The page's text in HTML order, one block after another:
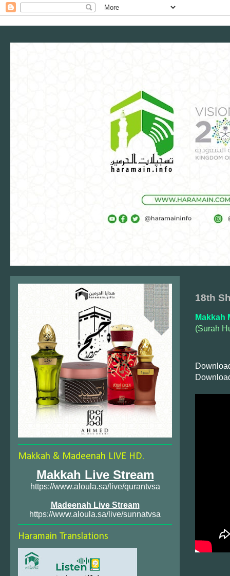
18th
Makkah
(Surah
Makkah & Madeenah LIVE HD.
Makkah Live Stream
https://www.aloula.sa/live/qurantvsa
Madeenah Live Stream
https://www.aloula.sa/live/sunnatvsa
Haramain Translations